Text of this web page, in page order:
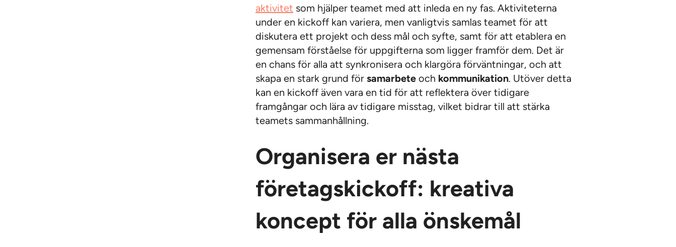
aktivitet som hjälper teamet med att inleda en ny fas. Aktiviteterna
under en kickoff kan variera, men vanligtvis samlas teamet för att
diskutera ett projekt och dess mål och syfte, samt för att etablera en
gemensam förståelse för uppgifterna som ligger framför dem. Det är
en chans för alla att synkronisera och klargöra förväntningar, och att
skapa en stark grund för samarbete och kommunikation. Utöver detta
kan en kickoff även vara en tid för att reflektera över tidigare
framgångar och lära av tidigare misstag, vilket bidrar till att stärka
teamets sammanhållning.
Organisera er nästa
företagskickoff: kreativa
koncept för alla önskemål